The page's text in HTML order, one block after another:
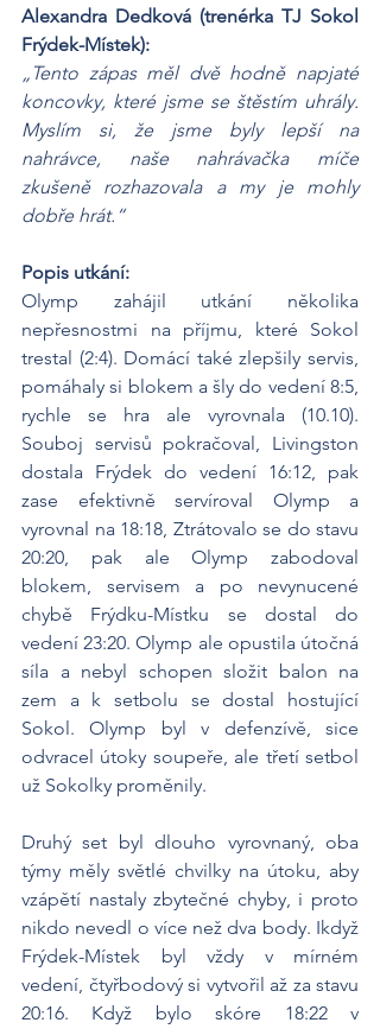
Alexandra Dedková (trenérka TJ Sokol
Frýdek-Místek):
„Tento zápas měl dvě hodně napjaté
koncovky, které jsme se štěstím uhrály.
Myslím si, že jsme byly lepší na
nahrávce, naše nahrávačka míče
zkušeně rozhazovala a my je mohly
dobře hrát.“
Popis utkání:
Olymp zahájil utkání několika
nepřesnostmi na příjmu, které Sokol
trestal (2:4). Domácí také zlepšily servis,
pomáhaly si blokem a šly do vedení 8:5,
rychle se hra ale vyrovnala (10.10).
Souboj servisů pokračoval, Livingston
dostala Frýdek do vedení 16:12, pak
zase efektivně servíroval Olymp a
vyrovnal na 18:18, Ztrátovalo se do stavu
20:20, pak ale Olymp zabodoval
blokem, servisem a po nevynucené
chybě Frýdku-Místku se dostal do
vedení 23:20. Olymp ale opustila útočná
síla a nebyl schopen složit balon na
zem a k setbolu se dostal hostující
Sokol. Olymp byl v defenzívě, sice
odvracel útoky soupeře, ale třetí setbol
už Sokolky proměnily.
Druhý set byl dlouho vyrovnaný, oba
týmy měly světlé chvilky na útoku, aby
vzápětí nastaly zbytečné chyby, i proto
nikdo nevedl o více než dva body. Ikdyž
Frýdek-Místek byl vždy v mírném
vedení, čtyřbodový si vytvořil až za stavu
20:16. Když bylo skóre 18:22 v